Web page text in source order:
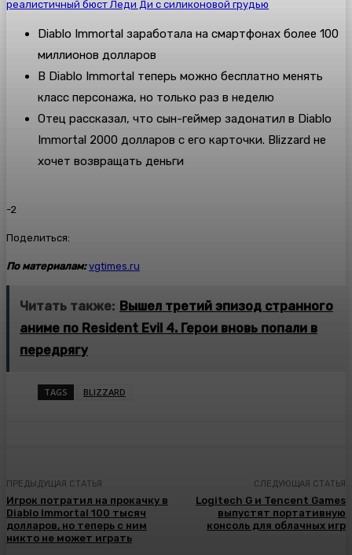
реалистичный бюст Леди Ди с силиконовой грудью
Diablo Immortal заработала на смартфонах более 100
миллионов долларов
В Diablo Immortal теперь можно бесплатно менять
класс персонажа, но только раз в неделю
Отец рассказал, что сын-геймер задонатил в Diablo
Immortal 2000 долларов с его карточки. Blizzard не
хочет возвращать деньги
-2
Поделиться:
По материалам: vgtimes.ru
Читать также: Вышел третий эпизод странного
аниме по Resident Evil 4. Герои вновь попали в
передрягу
TAGS BLIZZARD
ПРЕДЫДУЩАЯ СТАТЬЯ
Игрок потратил на прокачку в
Diablo Immortal 100 тысяч
долларов, но теперь с ним
никто не может играть
СЛЕДУЮЩАЯ СТАТЬЯ
Logitech G и Tencent Games
выпустят портативную
консоль для облачных игр